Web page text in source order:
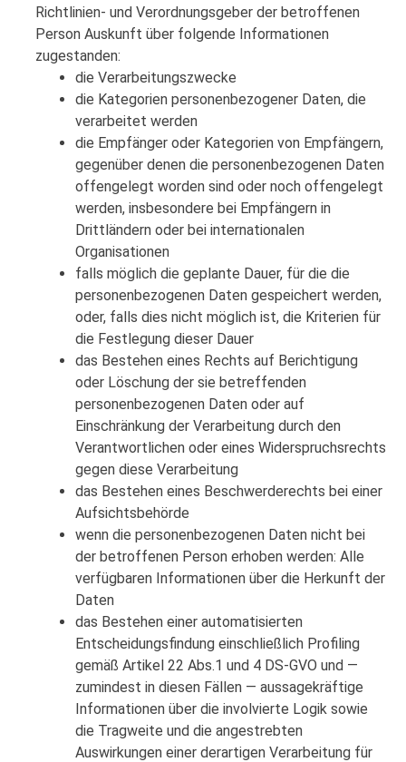
Richtlinien- und Verordnungsgeber der betroffenen
Person Auskunft über folgende Informationen
zugestanden:
die Verarbeitungszwecke
die Kategorien personenbezogener Daten, die
verarbeitet werden
die Empfänger oder Kategorien von Empfängern,
gegenüber denen die personenbezogenen Daten
offengelegt worden sind oder noch offengelegt
werden, insbesondere bei Empfängern in
Drittländern oder bei internationalen
Organisationen
falls möglich die geplante Dauer, für die die
personenbezogenen Daten gespeichert werden,
oder, falls dies nicht möglich ist, die Kriterien für
die Festlegung dieser Dauer
das Bestehen eines Rechts auf Berichtigung
oder Löschung der sie betreffenden
personenbezogenen Daten oder auf
Einschränkung der Verarbeitung durch den
Verantwortlichen oder eines Widerspruchsrechts
gegen diese Verarbeitung
das Bestehen eines Beschwerderechts bei einer
Aufsichtsbehörde
wenn die personenbezogenen Daten nicht bei
der betroffenen Person erhoben werden: Alle
verfügbaren Informationen über die Herkunft der
Daten
das Bestehen einer automatisierten
Entscheidungsfindung einschließlich Profiling
gemäß Artikel 22 Abs.1 und 4 DS-GVO und —
zumindest in diesen Fällen — aussagekräftige
Informationen über die involvierte Logik sowie
die Tragweite und die angestrebten
Auswirkungen einer derartigen Verarbeitung für